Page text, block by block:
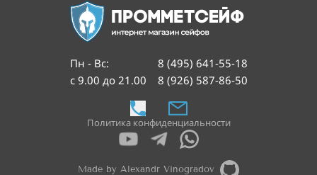
Пн - Вс:
с 9.00 до 21.00
8 (495) 641-55-18
8 (926) 587-86-50
Политика конфиденциальности
Made by Alexandr Vinogradov